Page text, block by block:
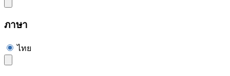
ภาษา
ไทย